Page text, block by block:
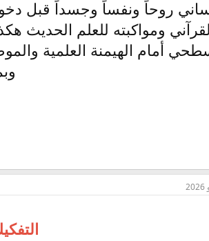
روحاً ونفساً وجسداً قبل
ومواكبته للعلم الحديث
أمام الهيمنة العلمية